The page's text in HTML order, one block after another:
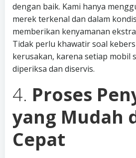
dengan baik. Kami hanya
merek terkenal dan dalam
memberikan kenyamanan
Tidak perlu khawatir soal
kerusakan, karena setiap mobil
diperiksa dan diservis.
4. Proses
yang Mudah
Cepat